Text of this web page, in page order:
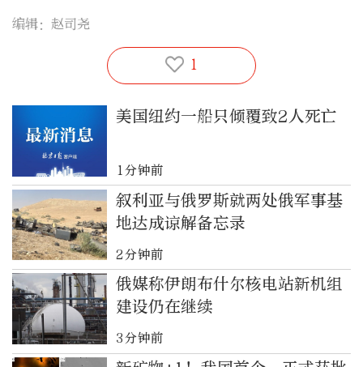
编辑：赵司尧
1
美国纽约一船只倾覆致2人死亡
1分钟前
叙利亚与俄罗斯就两处俄军事基
地达成谅解备忘录
2分钟前
俄媒称伊朗布什尔核电站新机组
建设仍在继续
3分钟前